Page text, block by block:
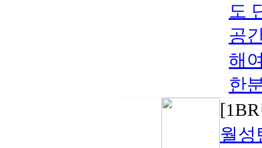
도
공
해
한
월성